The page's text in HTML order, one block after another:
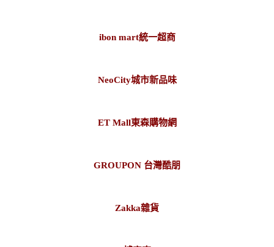
ibon mart統一超商
NeoCity城市新品味
ET Mall東森購物網
GROUPON 台灣酷朋
Zakka雜貨